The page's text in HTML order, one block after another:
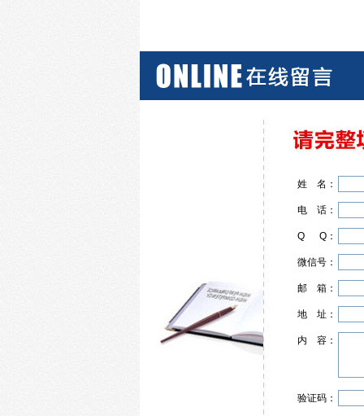
姓 名 ：
电 话 ：
Q Q ：
微信号：
邮 箱 ：
地 址 ：
内 容 ：
验证码：